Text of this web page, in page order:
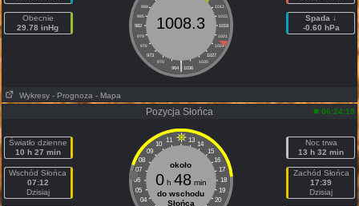
Obecnie
29.78 inHg
988
1012
985
1015
982
1018
979
1021
976
1024
973
1027
970
1030
|
964 1036
1008.3
Spada ↓
-0.60 hPa
Wykresy - Prognoza - Mapa
Pozycja Słońca 06:24:15
Światło dzienne
10 h 27 min
Wschód Słońca
07:12
Dzisiaj
11 13
10
14
09
15
08
16
07
17
06
18
05
19
04
20
około
0h 48min
do wschodu
Słońca
Noc trwa
13 h 32 min
Zachód Słońca
17:39
Dzisiaj